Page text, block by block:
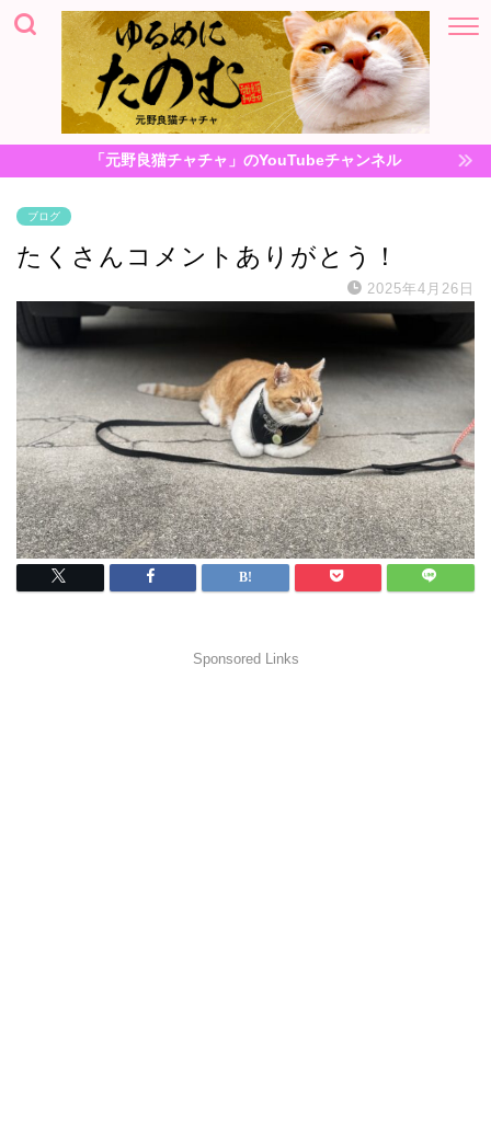
「元野良猫チャチャ」のYouTubeチャンネル
ブログ
たくさんコメントありがとう！
2025年4月26日
Sponsored Links